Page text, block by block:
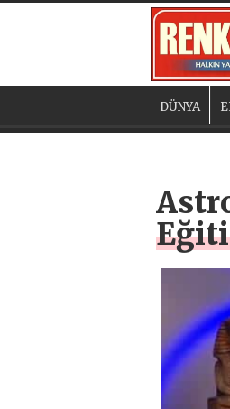
DÜNYA